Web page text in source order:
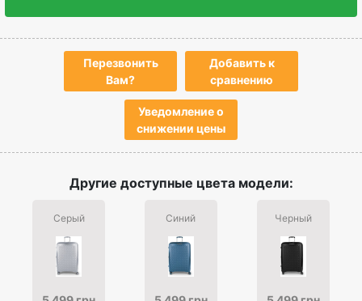
Перезвонить
Вам?
Добавить к
сравнению
Уведомление о
снижении цены
Другие доступные цвета модели:
Серый Синий Черный